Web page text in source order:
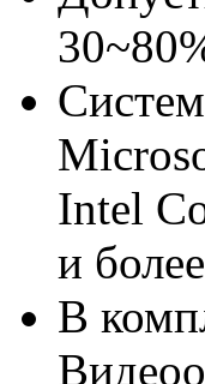
Intel
и
В